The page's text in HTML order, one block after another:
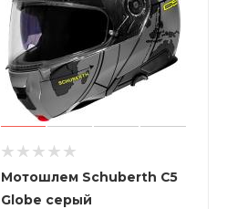
Мотошлем Schuberth C5
Globe серый